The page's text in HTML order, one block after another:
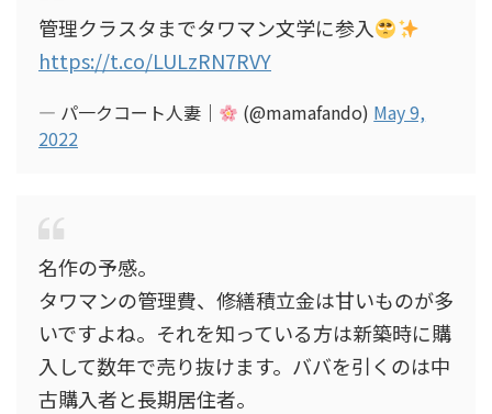
管理クラスタまでタワマン文学に参入
https://t.co/LULzRN7RVY
— パ一クコート人妻｜ (@mamafando) May 9,
2022
名作の予感。
タワマンの管理費、修繕積立金は甘いものが多
いですよね。それを知っている方は新築時に購
入して数年で売り抜けます。ババを引くのは中
古購入者と長期居住者。